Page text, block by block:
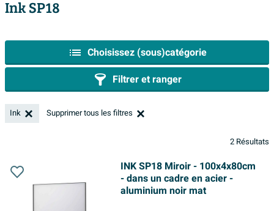
Ink SP18
Choisissez (sous)catégorie
Filtrer et ranger
Ink Supprimer tous les filtres
2 Résultats
INK SP18 Miroir - 100x4x80cm
- dans un cadre en acier -
aluminium noir mat